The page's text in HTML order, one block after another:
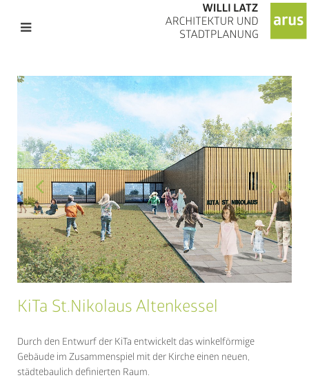
KiTa St.Nikolaus Altenkessel
Durch den Entwurf der KiTa entwickelt das winkelförmige
Gebäude im Zusammenspiel mit der Kirche einen neuen,
städtebaulich definierten Raum.